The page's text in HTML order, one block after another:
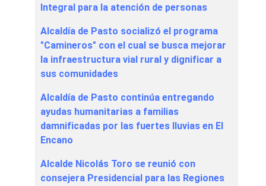
Integral para la atención de personas
Alcaldía de Pasto socializó el programa
"Camineros" con el cual se busca mejorar
la infraestructura vial rural y dignificar a
sus comunidades
Alcaldía de Pasto continúa entregando
ayudas humanitarias a familias
damnificadas por las fuertes lluvias en El
Encano
Alcalde Nicolás Toro se reunió con
consejera Presidencial para las Regiones